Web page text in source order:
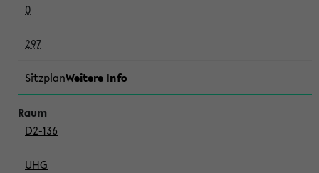
0
297
SitzplanWeitere Info
D2-136
UHG